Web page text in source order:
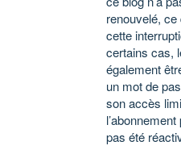
renouvelé,
cette
certains cas,
également
un mot de
son accès
pas été